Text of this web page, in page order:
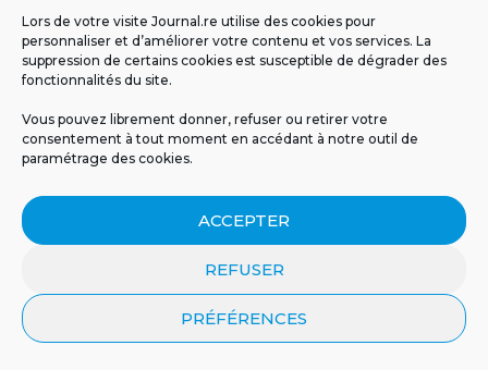
Lors de votre visite Journal.re utilise des cookies pour
personnaliser et d’améliorer votre contenu et vos services. La
suppression de certains cookies est susceptible de dégrader des
fonctionnalités du site.
Vous pouvez librement donner, refuser ou retirer votre
consentement à tout moment en accédant à notre outil de
paramétrage des cookies.
ACCEPTER
REFUSER
PRÉFÉRENCES
Températures glaciales au volcan : -2°C